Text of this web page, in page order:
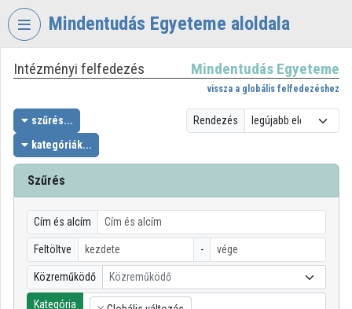
Fejléc kihagyása
Mindentudás Egyeteme aloldala
VIDEOTORIUM
MINDENTUDÁS
EGYETEME
Intézményi kezdőlap
Bejelentkezés
Intézményi felfedezés
Kategóriák
Intézményi listák
Intézményi felfedezés Mindentudás Egyeteme
vissza a globális felfedezéshez
szűrés...
kategóriák...
Rendezés
Szűrés
Cím és alcím
Feltöltve -
Közreműködő Közreműködő
Kategória